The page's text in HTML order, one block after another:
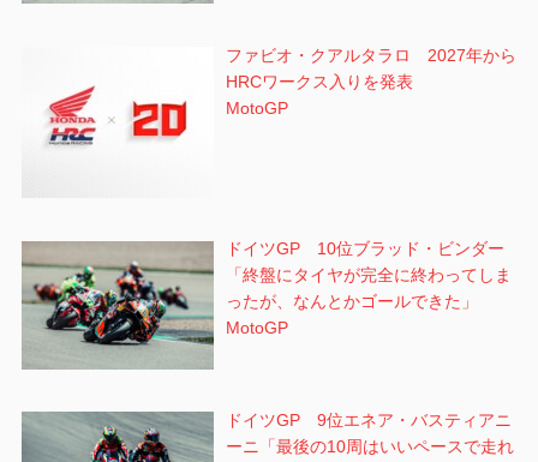
ファビオ・クアルタラロ 2027年から
HRCワークス入りを発表
MotoGP
ドイツGP 10位ブラッド・ビンダー
「終盤にタイヤが完全に終わってしま
ったが、なんとかゴールできた」
MotoGP
ドイツGP 9位エネア・バスティアニ
ーニ「最後の10周はいいペースで走れ